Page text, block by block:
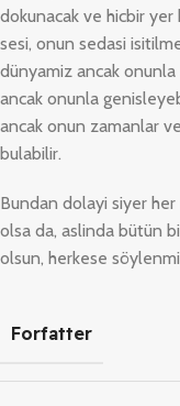
dokunacak ve hicbir
sesi, onun sedasi
dünyamiz ancak
ancak onunla
ancak onun zamanlar
bulabilir.
Bundan dolayi siyer
olsa da, aslinda bütün
olsun, herkese
Forfatter